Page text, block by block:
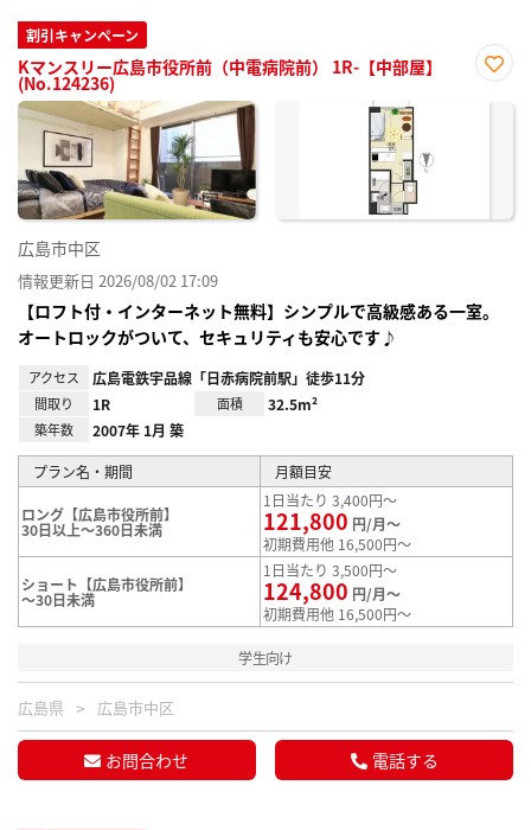
割引キャンペーン
Kマンスリー広島市役所前（中電病院前） 1R-【中部屋】
(No.124236)
に入
広島市中区
情報更新日 2026/08/02 17:09
【ロフト付・インターネット無料】シンプルで高級感ある一室。
オートロックがついて、セキュリティも安心です♪
アクセス 広島電鉄宇品線「日赤病院前駅」徒歩11分
間取り 1R 面積 32.5m²
築年数 2007年 1月 築
プラン名・期間 月額目安
ロング【広島市役所前】
30日以上～360日未満
1日当たり 3,400円～
121,800 円/月～
初期費用他 16,500円～
ショート【広島市役所前】
～30日未満
1日当たり 3,500円～
124,800 円/月～
初期費用他 16,500円～
学生向け
広島県 広島市中区
お問合わせ 電話する